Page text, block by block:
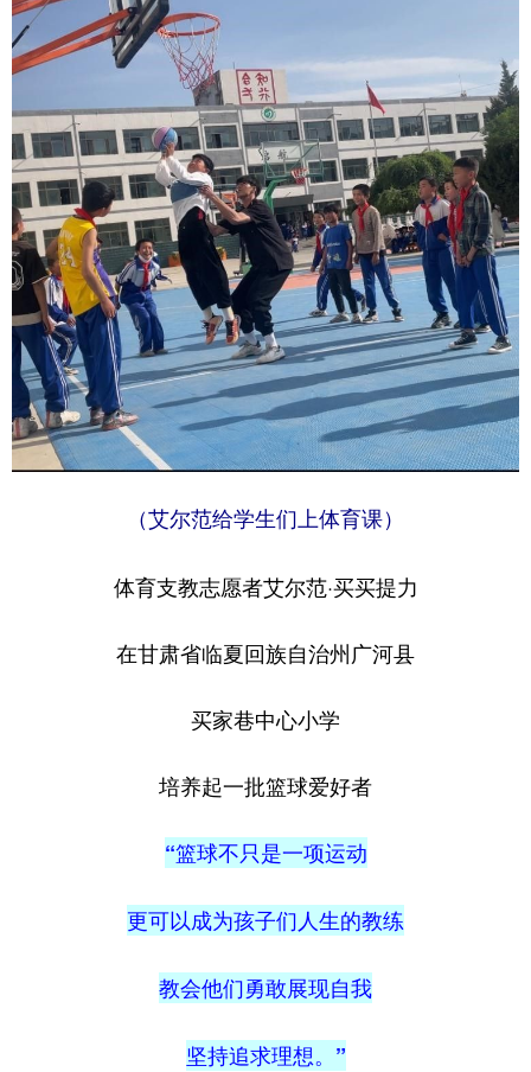
（艾尔范给学生们上体育课）
体育支教志愿者艾尔范·买买提力
在甘肃省临夏回族自治州广河县
买家巷中心小学
培养起一批篮球爱好者
“篮球不只是一项运动
更可以成为孩子们人生的教练
教会他们勇敢展现自我
坚持追求理想。”